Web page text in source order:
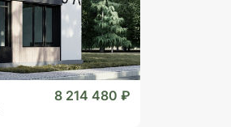
8 214 480 ₽